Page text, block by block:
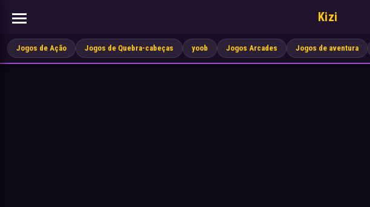
Kizi
Jogos de Ação Jogos de Quebra-cabeças yoob Jogos Arcades Jogos de aventura